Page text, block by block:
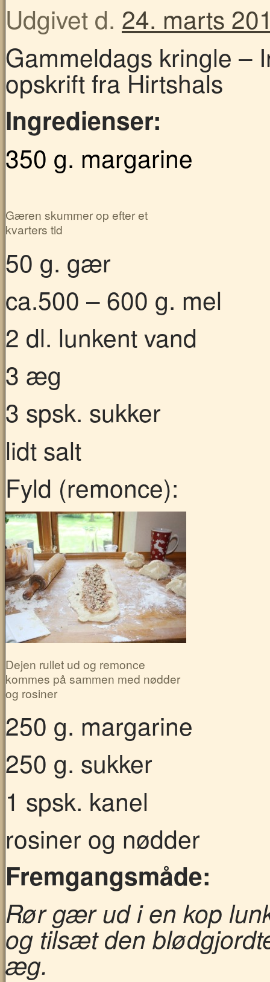
Udgivet d. 24. marts
Gammeldags kringle –
opskrift fra Hirtshals
Ingredienser:
350 g. margarine
Gæren skummer op efter et
kvarters tid
50 g. gær
ca.500 – 600 g. mel
2 dl. lunkent vand
3 æg
3 spsk. sukker
lidt salt
Fyld (remonce):
Dejen rullet ud og remonce
kommes på sammen med nødder
og rosiner
250 g. margarine
250 g. sukker
1 spsk. kanel
rosiner og nødder
Fremgangsmåde:
Rør gær ud i en kop
og tilsæt den
æg.